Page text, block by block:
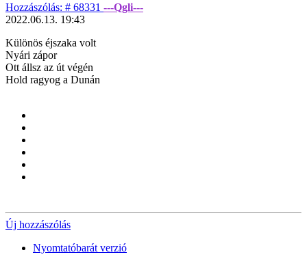
Hozzászólás: # 68331 Hozzászólás
---Qgli---
2022.06.13. 19:43
Különös éjszaka volt
Nyári zápor
Ott állsz az út végén
Hold ragyog a Dunán
Vissza
a
Új hozzászólás
Nyomtatóbarát verzió